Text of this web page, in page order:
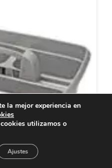
la mejor experiencia en
utilizamos o
Ajustes